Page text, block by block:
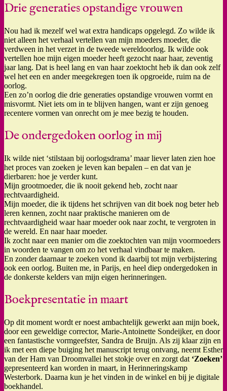
Drie generaties opstandige vrouwen
Nou had ik mezelf wel wat extra handicaps opgelegd. Zo wilde ik
niet alleen het verhaal vertellen van mijn moeders moeder, die
verdween in het verzet in de tweede wereldoorlog. Ik wilde ook
vertellen hoe mijn eigen moeder heeft gezocht naar haar, zeventig
jaar lang. Dat is heel lang en van haar zoektocht heb ik dan ook zelf
wel het een en ander meegekregen toen ik opgroeide, ruim na de
oorlog.
Een zo’n oorlog die drie generaties opstandige vrouwen vormt en
misvormt. Niet iets om in te blijven hangen, want er zijn genoeg
recentere vormen van onrecht om je mee bezig te houden.
De ondergedoken oorlog in mij
Ik wilde niet ‘stilstaan bij oorlogsdrama’ maar liever laten zien hoe
het proces van zoeken je leven kan bepalen – en dat van je
dierbaren: hoe je verder kunt.
Mijn grootmoeder, die ik nooit gekend heb, zocht naar
rechtvaardigheid.
Mijn moeder, die ik tijdens het schrijven van dit boek nog beter heb
leren kennen, zocht naar praktische manieren om de
rechtvaardigheid waar haar moeder ook naar zocht, te vergroten in
de wereld. En naar haar moeder.
Ik zocht naar een manier om die zoektochten van mijn voormoeders
in woorden te vangen om zo het verhaal vindbaar te maken.
En zonder daarnaar te zoeken vond ik daarbij tot mijn verbijstering
ook een oorlog. Buiten me, in Parijs, en heel diep ondergedoken in
de donkerste kelders van mijn eigen herinneringen.
Boekpresentatie in maart
Op dit moment wordt er noest ambachtelijk gewerkt aan mijn boek,
door een geweldige corrector, Marie-Antoinette Sondeijker, en door
een fantastische vormgeefster, Sandra de Bruijn. Als zij klaar zijn en
ik met een diepe buiging het manuscript terug ontvang, neemt Esther
van der Ham van Droomvallei het stokje over en zorgt dat ‘Zoeken’
gepresenteerd kan worden in maart, in Herinneringskamp
Westerbork. Daarna kun je het vinden in de winkel en bij je digitale
boekhandel.